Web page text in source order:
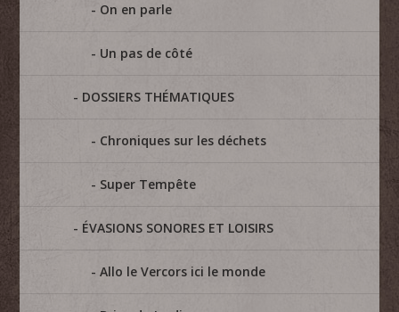
On en parle
Un pas de côté
DOSSIERS THÉMATIQUES
Chroniques sur les déchets
Super Tempête
ÉVASIONS SONORES ET LOISIRS
Allo le Vercors ici le monde